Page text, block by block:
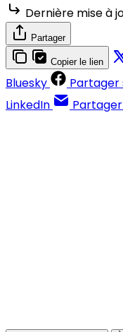
Dernière mise à
Partager
Copier le lien
Bluesky
Partager
LinkedIn